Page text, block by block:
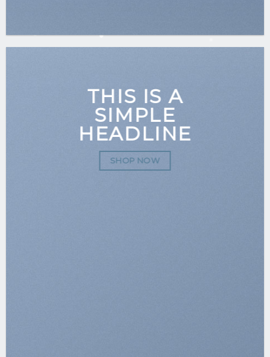
THIS IS A
SIMPLE
HEADLINE
SHOP NOW